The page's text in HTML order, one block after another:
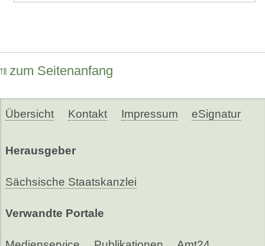
zum Seitenanfang
Übersicht Kontakt Impressum eSignatur
Herausgeber
Sächsische Staatskanzlei
Verwandte Portale